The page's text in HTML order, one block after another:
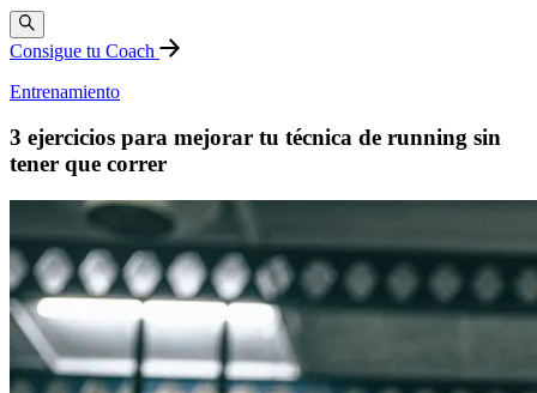
Consigue tu Coach
Entrenamiento
3 ejercicios para mejorar tu técnica de running sin
tener que correr